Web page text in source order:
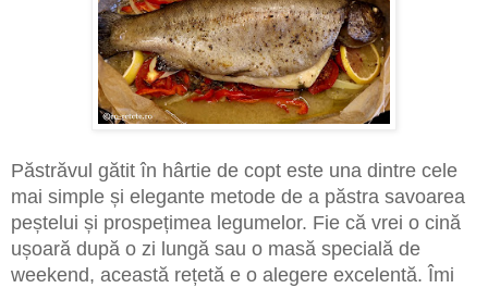
Păstrăvul gătit în hârtie de copt este una dintre cele
mai simple și elegante metode de a păstra savoarea
peștelui și prospețimea legumelor. Fie că vrei o cină
ușoară după o zi lungă sau o masă specială de
weekend, această rețetă e o alegere excelentă. Îmi